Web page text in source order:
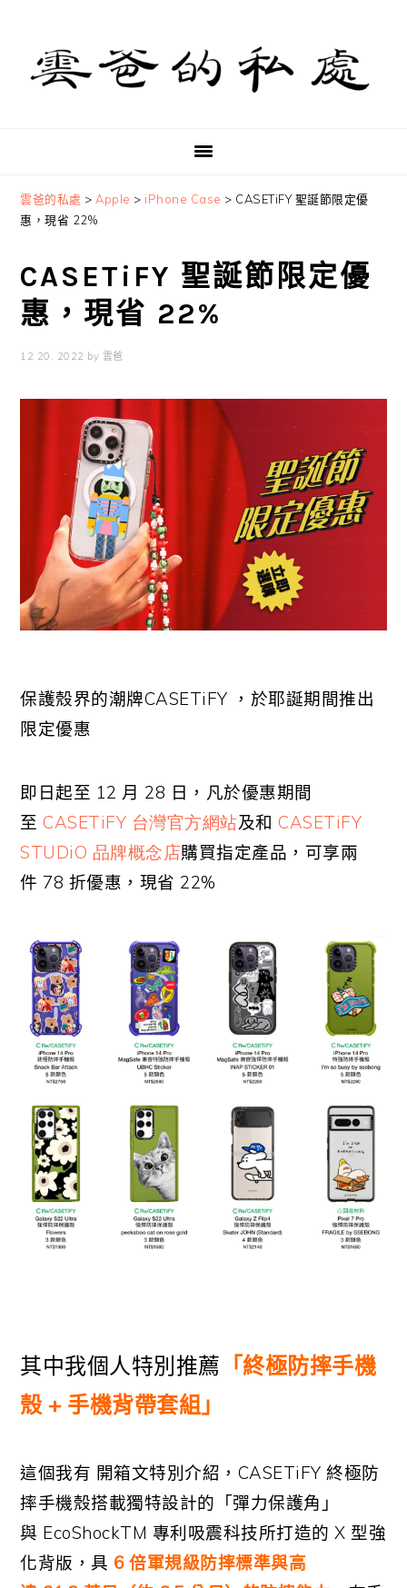
primary
navigation
content
primary
sidebar
雲爸的私處 > Apple > iPhone Case > CASETiFY 聖誕節限定優
惠，現省 22%
CASETiFY 聖誕節限定優
惠，現省 22%
12 20, 2022 by 雲爸
保護殼界的潮牌CASETiFY ，於耶誕期間推出
限定優惠
即日起至 12 月 28 日，凡於優惠期間
至CASETiFY 台灣官方網站及和CASETiFY
STUDiO 品牌概念店購買指定產品，可享兩
件 78 折優惠，現省 22%
其中我個人特別推薦 「終極防摔手機
殼 + 手機背帶套組」
這個我有 開箱文特別介紹，CASETiFY 終極防
摔手機殼搭載獨特設計的「彈力保護角」
與 EcoShockTM 專利吸震科技所打造的 X 型強
化背版，具 6 倍軍規級防摔標準與高